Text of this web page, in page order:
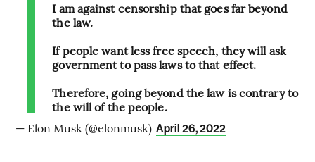
I am against censorship that goes far beyond
the law.
If people want less free speech, they will ask
government to pass laws to that effect.
Therefore, going beyond the law is contrary to
the will of the people.
— Elon Musk (@elonmusk) April 26, 2022